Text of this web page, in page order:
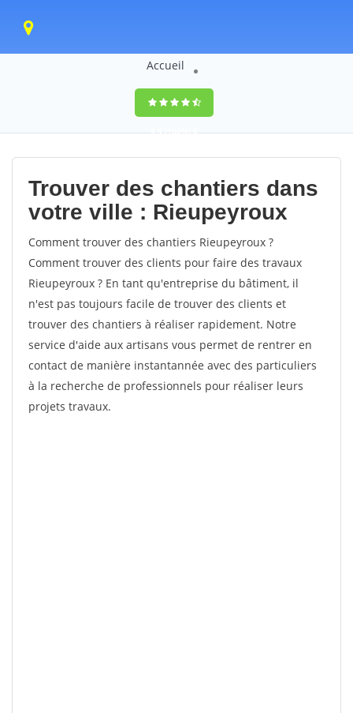
Accueil
9,5(100%)0
votes
Trouver des chantiers dans
votre ville : Rieupeyroux
Comment trouver des chantiers Rieupeyroux ?
Comment trouver des clients pour faire des travaux
Rieupeyroux ? En tant qu'entreprise du bâtiment, il
n'est pas toujours facile de trouver des clients et
trouver des chantiers à réaliser rapidement. Notre
service d'aide aux artisans vous permet de rentrer en
contact de manière instantannée avec des particuliers
à la recherche de professionnels pour réaliser leurs
projets travaux.